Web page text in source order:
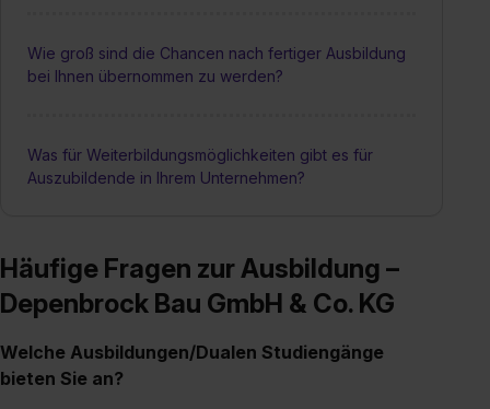
Wie groß sind die Chancen nach fertiger Ausbildung
bei Ihnen übernommen zu werden?
Was für Weiterbildungsmöglichkeiten gibt es für
Auszubildende in Ihrem Unternehmen?
Häufige Fragen zur Ausbildung –
Depenbrock Bau GmbH & Co. KG
Welche Ausbildungen/Dualen Studiengänge
bieten Sie an?